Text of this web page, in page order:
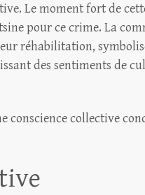
Le moment fort de
pour ce crime. La
réhabilitation,
des sentiments de
conscience collective